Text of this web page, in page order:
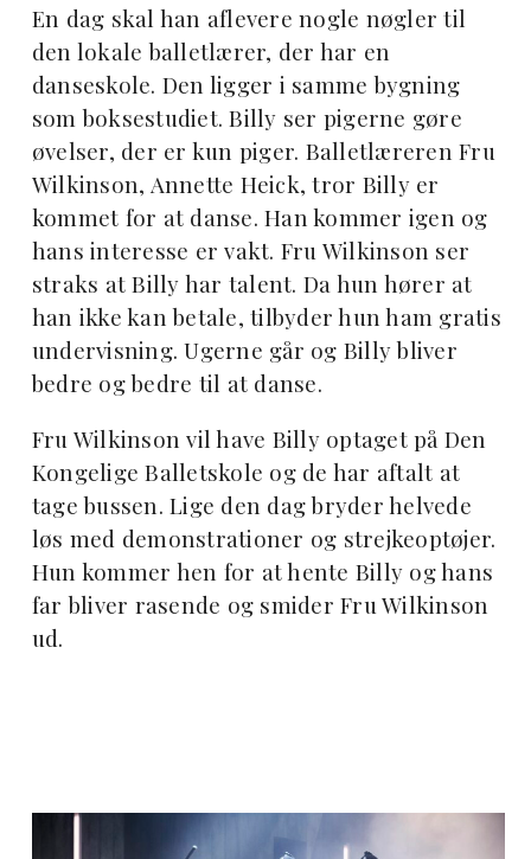
En dag skal han aflevere nogle nøgler til
den lokale balletlærer, der har en
danseskole. Den ligger i samme bygning
som boksestudiet. Billy ser pigerne gøre
øvelser, der er kun piger. Balletlæreren Fru
Wilkinson, Annette Heick, tror Billy er
kommet for at danse. Han kommer igen og
hans interesse er vakt. Fru Wilkinson ser
straks at Billy har talent. Da hun hører at
han ikke kan betale, tilbyder hun ham gratis
undervisning. Ugerne går og Billy bliver
bedre og bedre til at danse.
Fru Wilkinson vil have Billy optaget på Den
Kongelige Balletskole og de har aftalt at
tage bussen. Lige den dag bryder helvede
løs med demonstrationer og strejkeoptøjer.
Hun kommer hen for at hente Billy og hans
far bliver rasende og smider Fru Wilkinson
ud.